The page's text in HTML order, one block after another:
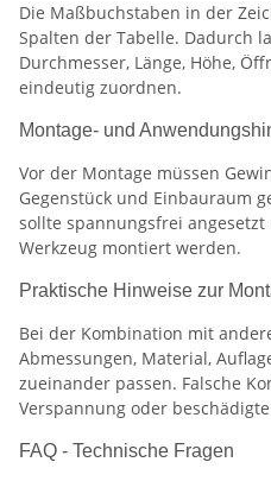
Die Maßbuchstaben in der
Spalten der Tabelle. Dadurch
Durchmesser, Länge, Höhe,
eindeutig zuordnen.
Montage- und
Vor der Montage müssen
Gegenstück und Einbauraum
sollte spannungsfrei
Werkzeug montiert werden.
Praktische Hinweise zur
Bei der Kombination mit
Abmessungen, Material,
zueinander passen. Falsche
Verspannung oder
FAQ - Technische Fragen